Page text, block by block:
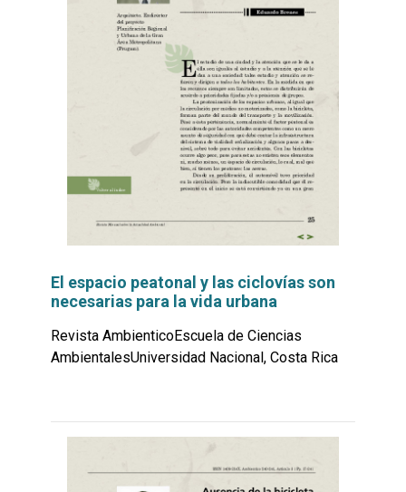
El espacio peatonal y las ciclovías son
necesarias para la vida urbana
Revista AmbienticoEscuela de Ciencias
AmbientalesUniversidad Nacional, Costa Rica